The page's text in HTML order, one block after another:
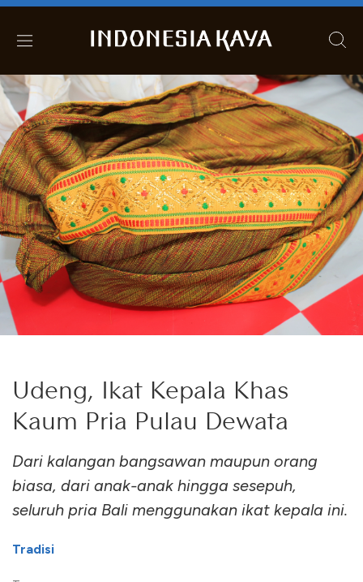
Udeng, Ikat Kepala Khas
Kaum Pria Pulau Dewata
Dari kalangan bangsawan maupun orang
biasa, dari anak-anak hingga sesepuh,
seluruh pria Bali menggunakan ikat kepala ini.
Tradisi